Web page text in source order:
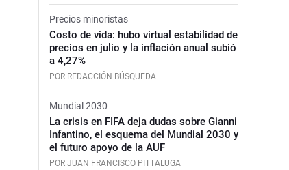
Precios minoristas
Costo de vida: hubo virtual estabilidad de
precios en julio y la inflación anual subió
a 4,27%
POR REDACCIÓN BÚSQUEDA
Mundial 2030
La crisis en FIFA deja dudas sobre Gianni
Infantino, el esquema del Mundial 2030 y
el futuro apoyo de la AUF
POR JUAN FRANCISCO PITTALUGA